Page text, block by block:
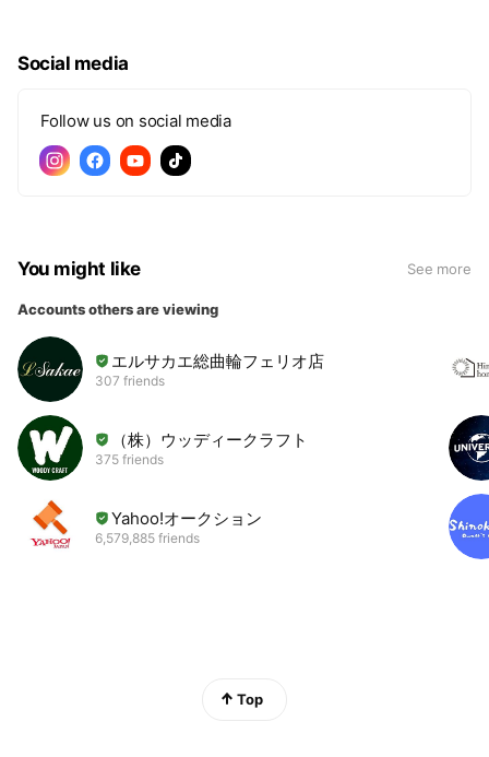
Social media
Follow us on social media
You might like See more
Accounts others are viewing
エルサカエ総曲輪フェリオ店
307 friends
（株）ウッディークラフト
375 friends
Yahoo!オークション
6,579,885 friends
Top